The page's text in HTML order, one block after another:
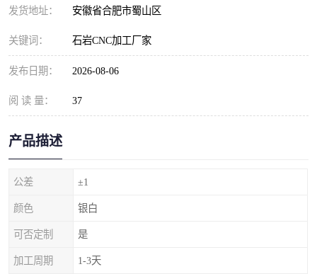
发货地址： 安徽省合肥市蜀山区
关键词： 石岩CNC加工厂家
发布日期： 2026-08-06
阅 读 量： 37
产品描述
公差 ±1
颜色 银白
可否定制 是
加工周期 1-3天